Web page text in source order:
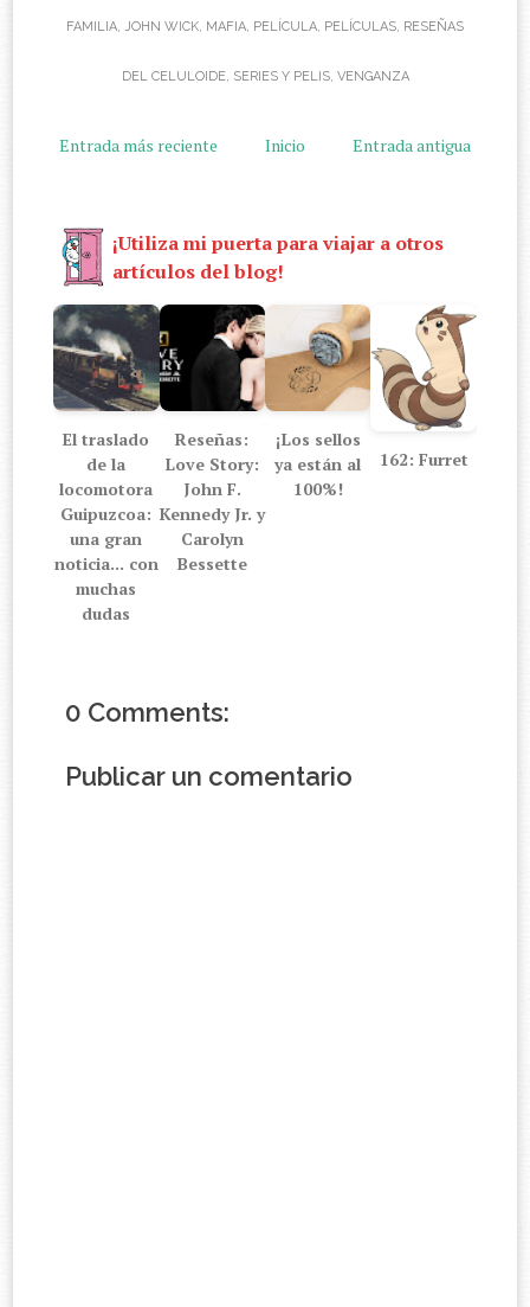
FAMILIA, JOHN WICK, MAFIA, PELÍCULA, PELÍCULAS, RESEÑAS
DEL CELULOIDE, SERIES Y PELIS, VENGANZA
Entrada más reciente Entrada antigua
Inicio
¡Utiliza mi puerta para viajar a otros
artículos del blog!
El traslado
de la
locomotora
Guipuzcoa:
una gran
noticia... con
muchas
dudas
Reseñas:
Love Story:
John F.
Kennedy Jr. y
Carolyn
Bessette
¡Los sellos
ya están al
100%!
162: Furret
0 Comments:
Publicar un comentario